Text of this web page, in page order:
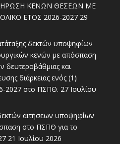
ΚΕΝΩΝ ΘΕΣΕΩΝ ΜΕ
ΕΤΟΣ 2026-2027 29
δεκτών υποψηφίων
κενών με απόσπαση
δευτεροβάθμιας και
διάρκειας ενός (1)
2027 στο ΠΣΠΘ. 27 Ιουλίου
αιτήσεων υποψηφίων
στο ΠΣΠΘ για το
21 Ιουλίου 2026